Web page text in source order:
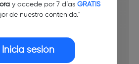
y accede por 7 días GRATIS
de nuestro contenido."
Inicia sesión